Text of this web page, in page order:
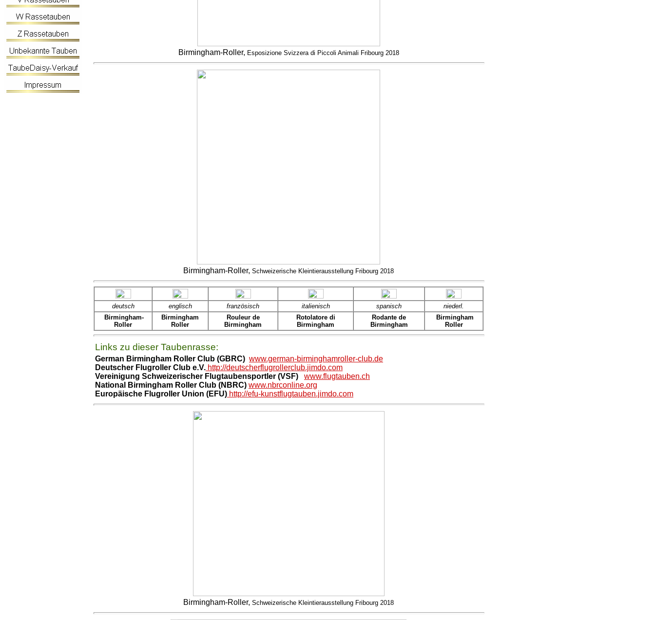
Birmingham-Roller, Esposizione Svizzera di Piccoli Animali Fribourg 2018
Birmingham-Roller, Schweizerische Kleintierausstellung Fribourg 2018
deutsch englisch französisch italienisch spanisch
niederl.
Birmingham-
Roller
Birmingham
Roller
Rouleur de
Birmingham
Rotolatore di
Birmingham
Rodante de
Birmingham
Birmingham
Roller
Links zu dieser Taubenrasse:
German Birmingham Roller Club (GBRC) www.german-birminghamroller-club.de
Deutscher Flugroller Club e.V. http://deutscherflugrollerclub.jimdo.com
Vereinigung Schweizerischer Flugtaubensportler (VSF) www.flugtauben.ch
National
Birmingham Roller Club (NBRC) www.nbrconline.org
Europäische Flugroller Union (EFU) http://efu-kunstflugtauben.jimdo.com
Birmingham-Roller, Schweizerische Kleintierausstellung Fribourg 2018